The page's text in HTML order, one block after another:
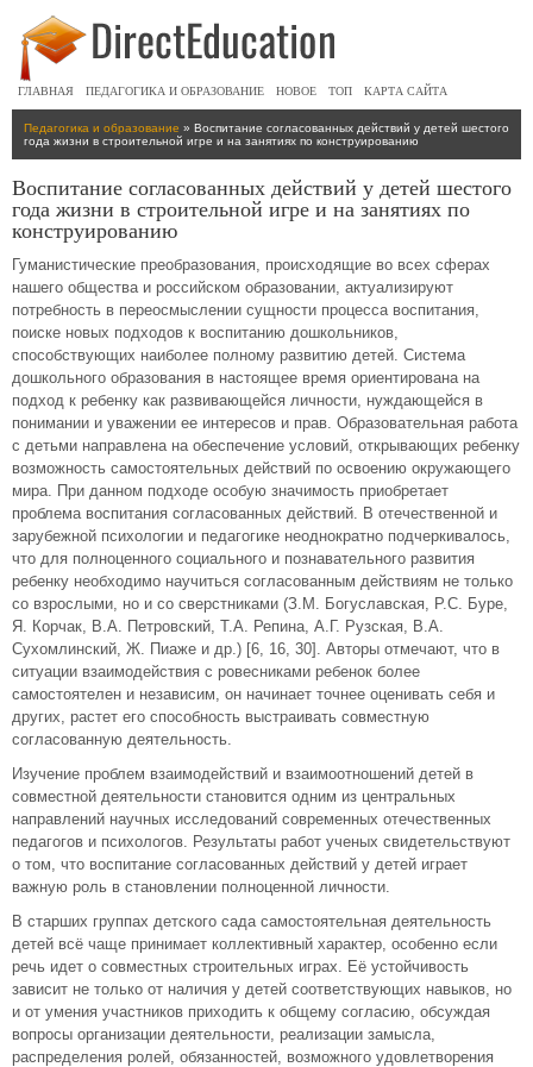
ГЛАВНАЯ ПЕДАГОГИКА И ОБРАЗОВАНИЕ НОВОЕ ТОП КАРТА САЙТА
Педагогика и образование » Воспитание согласованных действий у детей шестого
года жизни в строительной игре и на занятиях по конструированию
Воспитание согласованных действий у детей шестого
года жизни в строительной игре и на занятиях по
конструированию
Гуманистические преобразования, происходящие во всех сферах
нашего общества и российском образовании, актуализируют
потребность в переосмыслении сущности процесса воспитания,
поиске новых подходов к воспитанию дошкольников,
способствующих наиболее полному развитию детей. Система
дошкольного образования в настоящее время ориентирована на
подход к ребенку как развивающейся личности, нуждающейся в
понимании и уважении ее интересов и прав. Образовательная работа
с детьми направлена на обеспечение условий, открывающих ребенку
возможность самостоятельных действий по освоению окружающего
мира. При данном подходе особую значимость приобретает
проблема воспитания согласованных действий. В отечественной и
зарубежной психологии и педагогике неоднократно подчеркивалось,
что для полноценного социального и познавательного развития
ребенку необходимо научиться согласованным действиям не только
со взрослыми, но и со сверстниками (З.М. Богуславская, Р.С. Буре,
Я. Корчак, В.А. Петровский, Т.А. Репина, А.Г. Рузская, В.А.
Сухомлинский, Ж. Пиаже и др.) [6, 16, 30]. Авторы отмечают, что в
ситуации взаимодействия с ровесниками ребенок более
самостоятелен и независим, он начинает точнее оценивать себя и
других, растет его способность выстраивать совместную
согласованную деятельность.
Изучение проблем взаимодействий и взаимоотношений детей в
совместной деятельности становится одним из центральных
направлений научных исследований современных отечественных
педагогов и психологов. Результаты работ ученых свидетельствуют
о том, что воспитание согласованных действий у детей играет
важную роль в становлении полноценной личности.
В старших группах детского сада самостоятельная деятельность
детей всё чаще принимает коллективный характер, особенно если
речь идет о совместных строительных играх. Её устойчивость
зависит не только от наличия у детей соответствующих навыков, но
и от умения участников приходить к общему согласию, обсуждая
вопросы организации деятельности, реализации замысла,
распределения ролей, обязанностей, возможного удовлетворения